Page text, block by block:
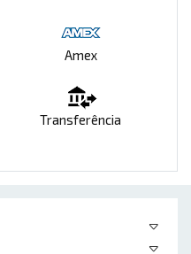
Amex
Transferência